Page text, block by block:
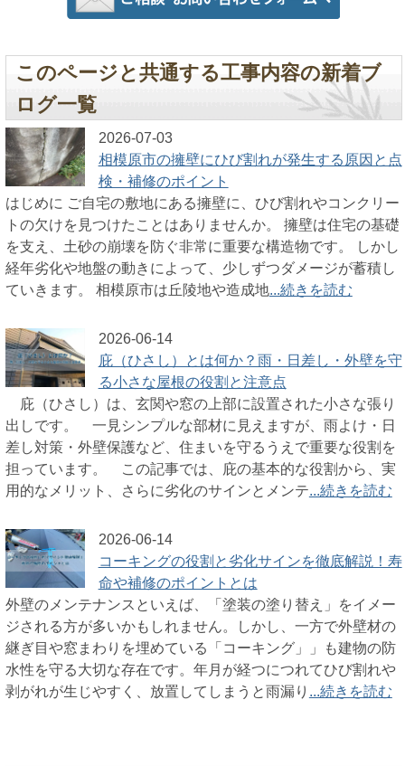
このページと共通する工事内容の新着ブ
ログ一覧
2026-07-03
相模原市の擁壁にひび割れが発生する原因と点
検・補修のポイント
はじめに ご自宅の敷地にある擁壁に、ひび割れやコンクリー
トの欠けを見つけたことはありませんか。 擁壁は住宅の基礎
を支え、土砂の崩壊を防ぐ非常に重要な構造物です。 しかし
経年劣化や地盤の動きによって、少しずつダメージが蓄積し
ていきます。 相模原市は丘陵地や造成地...続きを読む
2026-06-14
庇（ひさし）とは何か？雨・日差し・外壁を守
る小さな屋根の役割と注意点
庇（ひさし）は、玄関や窓の上部に設置された小さな張り
出しです。 一見シンプルな部材に見えますが、雨よけ・日
差し対策・外壁保護など、住まいを守るうえで重要な役割を
担っています。 この記事では、庇の基本的な役割から、実
用的なメリット、さらに劣化のサインとメンテ...続きを読む
2026-06-14
コーキングの役割と劣化サインを徹底解説！寿
命や補修のポイントとは
外壁のメンテナンスといえば、「塗装の塗り替え」をイメー
ジされる方が多いかもしれません。しかし、一方で外壁材の
継ぎ目や窓まわりを埋めている「コーキング」」も建物の防
水性を守る大切な存在です。年月が経つにつれてひび割れや
剥がれが生じやすく、放置してしまうと雨漏り ...続きを読む